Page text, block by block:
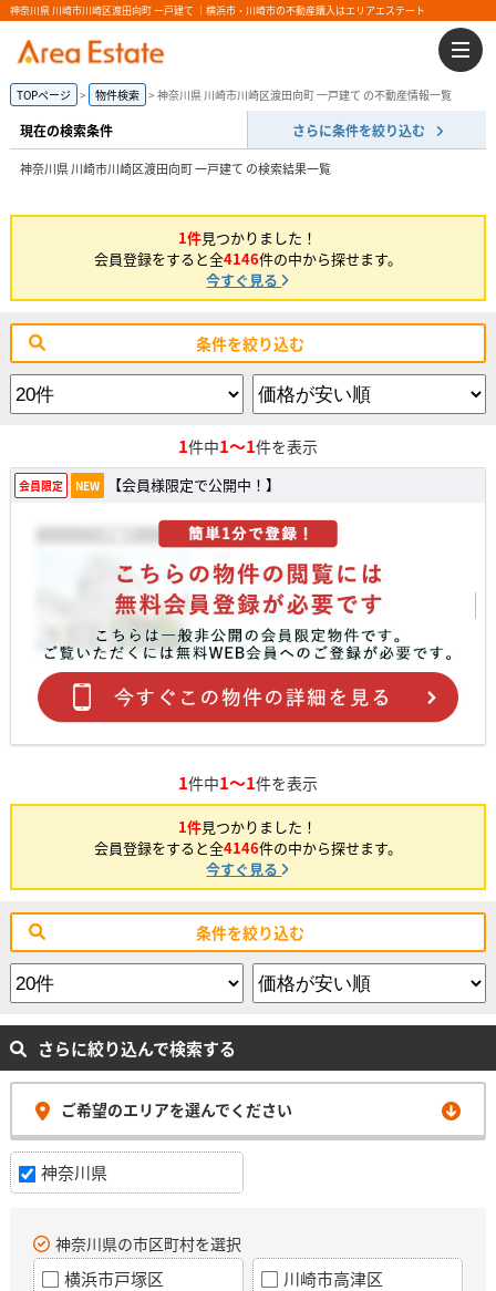
神奈川県 川崎市川崎区渡田向町 一戸建て ｜横浜市・川崎市の不動産購入はエリアエステート
TOPページ 物件検索 神奈川県 川崎市川崎区渡田向町 一戸建て の不動産情報一覧
現在の検索条件 さらに条件を絞り込む
神奈川県 川崎市川崎区渡田向町 一戸建て の検索結果一覧
1件見つかりました！
会員登録をすると全4146件の中から探せます。
今すぐ見る
条件を絞り込む
1件中1～1件を表示
会員限定 NEW 【会員様限定で公開中！】
1件中1～1件を表示
1件見つかりました！
会員登録をすると全4146件の中から探せます。
今すぐ見る
条件を絞り込む
さらに絞り込んで検索する
ご希望のエリアを選んでください
神奈川県
神奈川県の市区町村を選択
横浜市戸塚区 川崎市高津区